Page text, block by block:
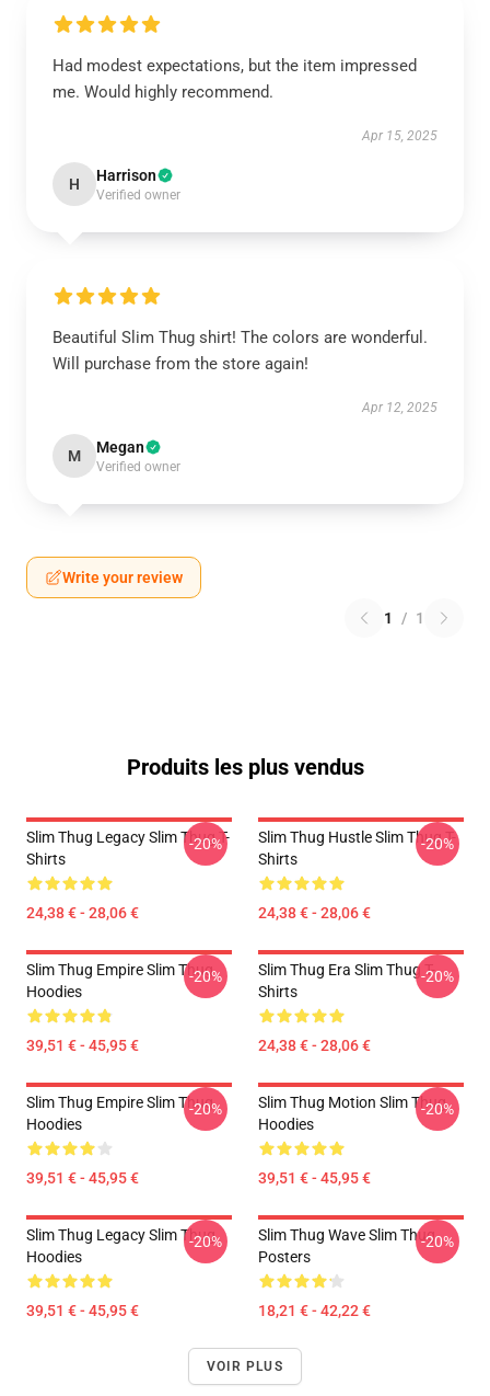
Had modest expectations, but the item impressed
me. Would highly recommend.
Apr 15, 2025
H Harrison
Verified owner
Beautiful Slim Thug shirt! The colors are wonderful.
Will purchase from the store again!
Apr 12, 2025
M Megan
Verified owner
Write your review
1 / 1
Produits les plus vendus
Slim Thug Legacy Slim Thug T-
Shirts
24,38 € - 28,06 €
-20%
Slim Thug Hustle Slim Thug T-
Shirts
24,38 € - 28,06 €
-20%
Slim Thug Empire Slim Thug
Hoodies
39,51 € - 45,95 €
-20%
Slim Thug Era Slim Thug T-
Shirts
24,38 € - 28,06 €
-20%
Slim Thug Empire Slim Thug
Hoodies
39,51 € - 45,95 €
-20%
Slim Thug Motion Slim Thug
Hoodies
39,51 € - 45,95 €
-20%
Slim Thug Legacy Slim Thug
Hoodies
39,51 € - 45,95 €
-20%
Slim Thug Wave Slim Thug
Posters
18,21 € - 42,22 €
-20%
VOIR PLUS